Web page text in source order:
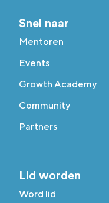
Snel naar
Mentoren
Events
Growth Academy
Community
Partners
Lid worden
Word lid